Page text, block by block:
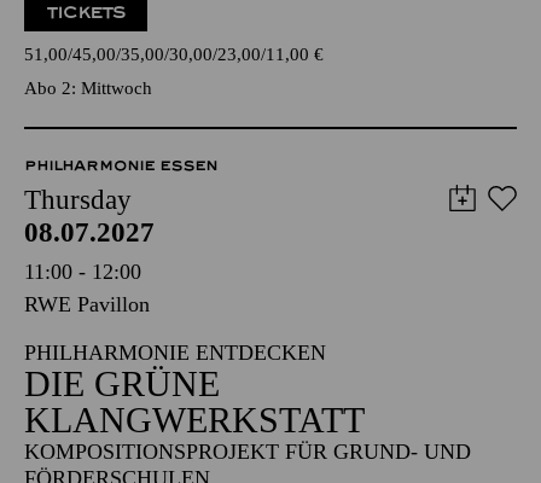
TICKETS
51,00 45,00 35,00 30,00 23,00 11,00 €
Abo 2: Mittwoch
PHILHARMONIE ESSEN
Thursday
08.07.2027
11:00 - 12:00
RWE Pavillon
PHILHARMONIE ENTDECKEN
DIE GRÜNE
KLANGWERKSTATT
KOMPOSITIONSPROJEKT FÜR GRUND- UND
FÖRDERSCHULEN